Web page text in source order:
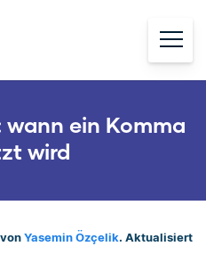
ein Komma
wird
Yasemin Özçelik. Aktualisiert